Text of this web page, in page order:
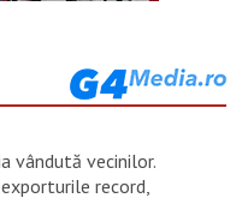
vândută vecinilor.
record,